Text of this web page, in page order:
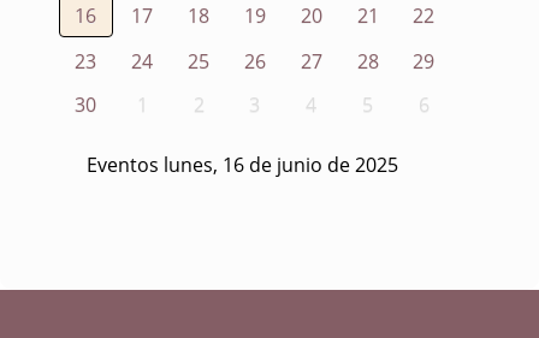
16
17 18 19 20 21
22
23
24 25 26 27 28
29
30
1 2 3 4 5 6
Eventos lunes, 16 de junio de 2025